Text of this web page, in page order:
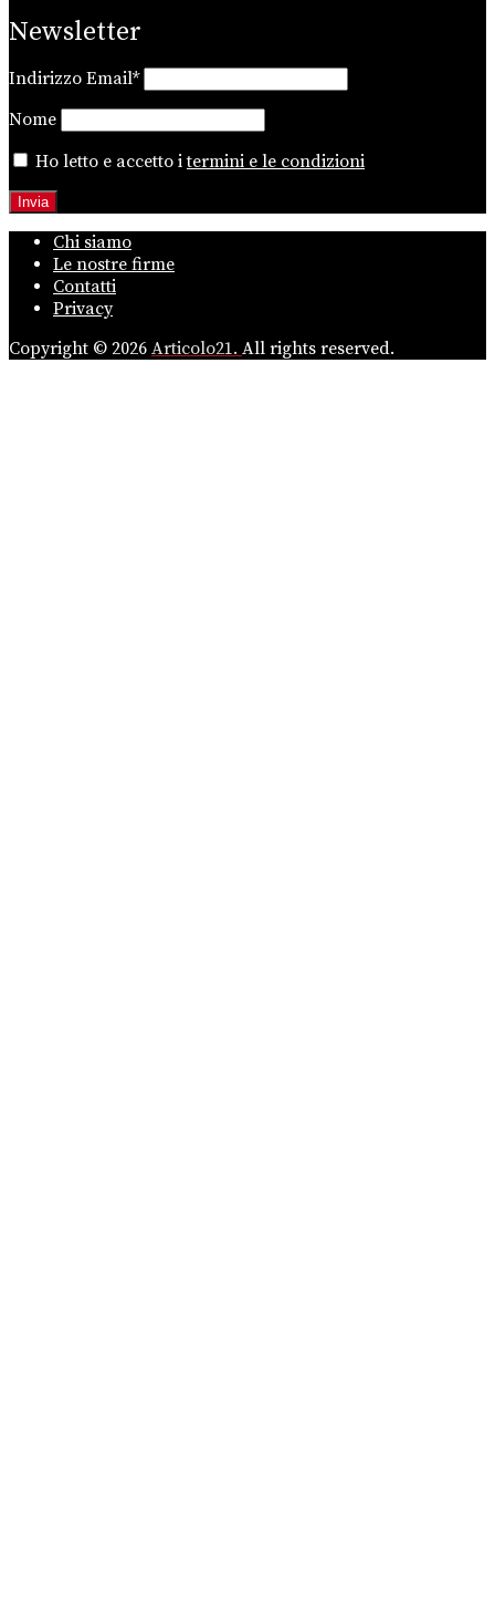
Newsletter
Indirizzo Email*
Nome
Ho letto e accetto itermini e le condizioni
Chi siamo
Le nostre firme
Contatti
Privacy
Copyright © 2026 Articolo21. All rights reserved.